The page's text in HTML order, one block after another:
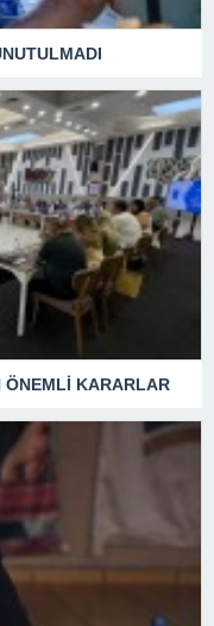
ÖNEMLİ KARARLAR